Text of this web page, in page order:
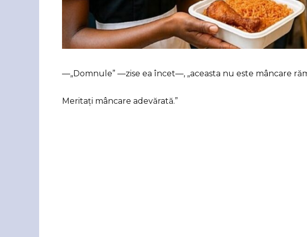
—„Domnule” —zise ea încet—, „aceasta nu este mâncare
Meritați mâncare adevărată.”